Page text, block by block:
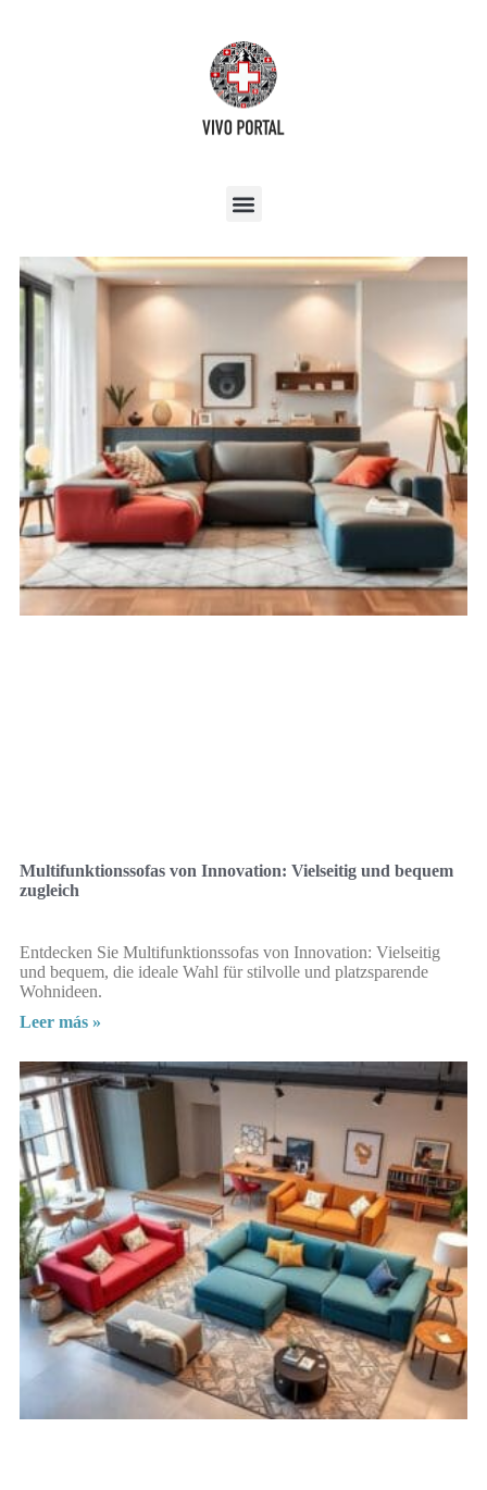
Multifunktionssofas von Innovation: Vielseitig und bequem
zugleich
Entdecken Sie Multifunktionssofas von Innovation: Vielseitig
und bequem, die ideale Wahl für stilvolle und platzsparende
Wohnideen.
Leer más »